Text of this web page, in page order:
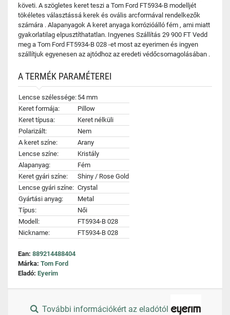
követi. A szögletes keret teszi a Tom Ford FT5934-B modelljét
tökéletes választássá kerek és ovális arcformával rendelkezők
számára . Alapanyagok A keret anyaga korrózióálló fém , ami miatt
gyakorlatilag elpusztíthatatlan. Ingyenes Szállítás 29 900 FT Vedd
meg a Tom Ford FT5934-B 028 -et most az eyerimen és ingyen
szállítjuk egyenesen az ajtódhoz az eredeti védőcsomagolásában .
A TERMÉK PARAMÉTEREI
Lencse szélessége: 54 mm
Keret formája:
Pillow
Keret típusa:
Keret nélküli
Polarizált:
Nem
A keret színe:
Arany
Lencse színe:
Kristály
Alapanyag:
Fém
Keret gyári színe:
Shiny / Rose Gold
Lencse gyári színe: Crystal
Gyártási anyag:
Metal
Típus:
Női
Modell:
FT5934-B 028
Nickname:
FT5934-B 028
Ean: 889214488404
Márka: Tom Ford
Eladó: Eyerim
További információkért az eladótól